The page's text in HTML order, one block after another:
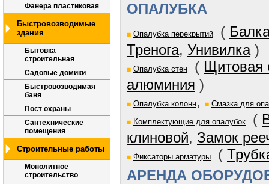
Фанера пластиковая
Быстровозводимые
здания
Бытовка
строительная
Садовые домики
Быстровозводимая
баня
Пост охраны
Сантехнические
помещения
Строительные работы
Монолитное
строительство
ОПАЛУБКА
Опалубка перекрытий (
Тренога, Унивилка)
Опалубка стен ( Щитовая
алюминия )
Опалубка колонн,
Смазка для
Комплектующие для опалубок
(
клиновой, Замок
Фиксаторы арматуры (
АРЕНДА